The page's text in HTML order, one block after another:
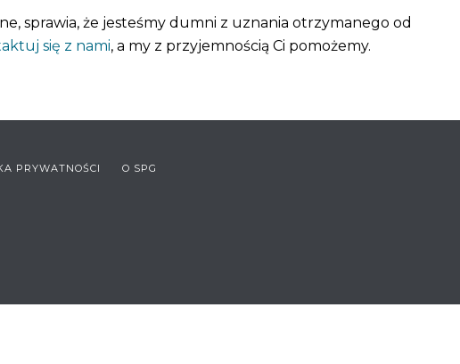
sprawia, że jesteśmy dumni z uznania otrzymanego od
się z nami, a my z przyjemnością Ci pomożemy.
PRYWATNOŚCI O SPG